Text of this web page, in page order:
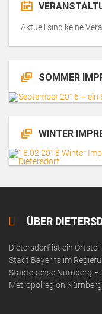
Aktuell sind keine
SOMMER
WINTER
ÜBER
Dietersdorf ist ein
Stadt Bayerns im
Städteachse Nürnberg-
Metropolregion Nürnberg.